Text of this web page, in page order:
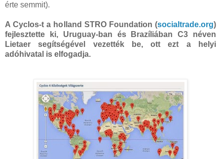
érte semmit).
A Cyclos-t a holland STRO Foundation (socialtrade.org)
fejlesztette ki, Uruguay-ban és Brazíliában C3 néven
Lietaer segítségével vezették be, ott ezt a helyi
adóhivatal is elfogadja.